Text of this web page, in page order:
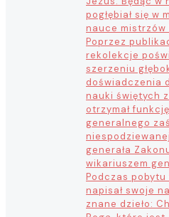
pogłębiał się w
nauce mistrzów
Poprzez
rekolekcje
szerzeniu
doświadczenia
nauki świętych
otrzymał
generalnego
generała
wikariuszem
Podczas pobytu
napisał swoje
znane dzieło: